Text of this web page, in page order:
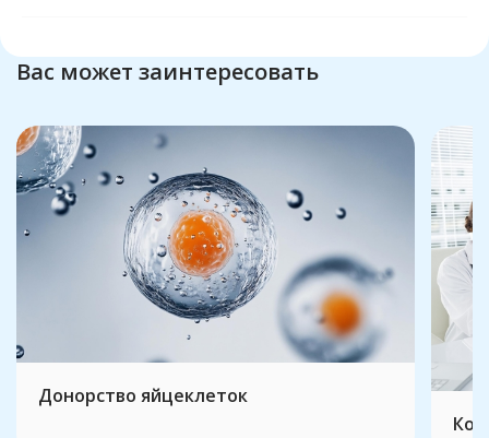
Вас может заинтересовать
Донорство яйцеклеток